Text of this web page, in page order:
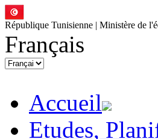
République Tunisienne | Ministère de
Français
Accueil
Etudes,